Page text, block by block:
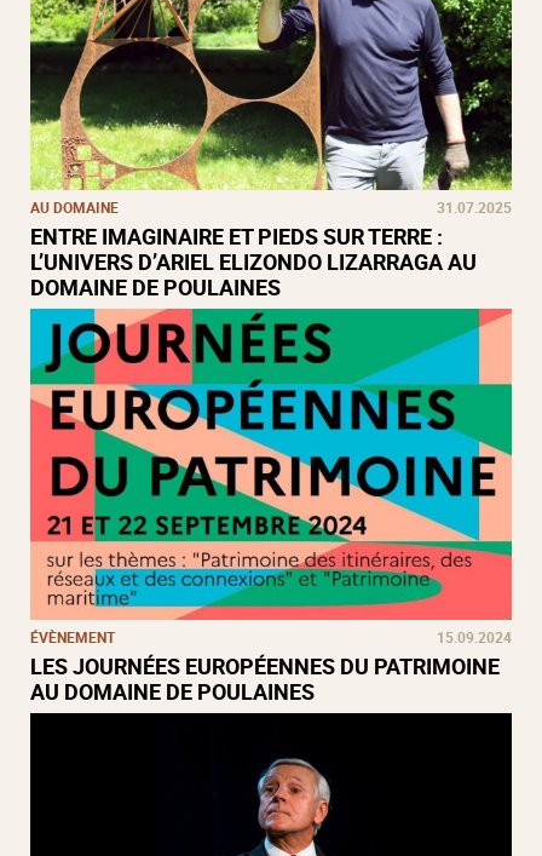
AU DOMAINE 31.07.2025
ENTRE IMAGINAIRE ET PIEDS SUR TERRE :
L’UNIVERS D’ARIEL ELIZONDO LIZARRAGA AU
DOMAINE DE POULAINES
ÉVÈNEMENT 15.09.2024
LES JOURNÉES EUROPÉENNES DU PATRIMOINE
AU DOMAINE DE POULAINES